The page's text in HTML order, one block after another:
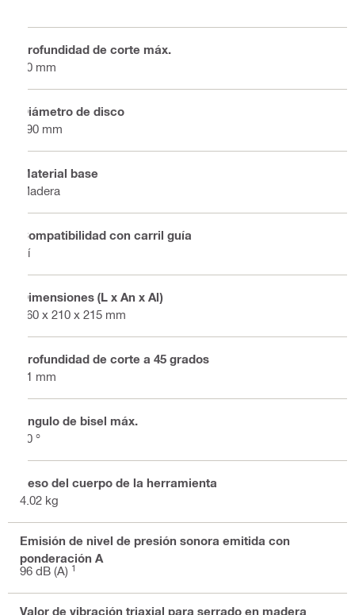
Profundidad de corte máx.
70 mm
Diámetro de disco
190 mm
Material base
Madera
Compatibilidad con carril guía
Sí
Dimensiones (L x An x Al)
360 x 210 x 215 mm
Profundidad de corte a 45 grados
51 mm
Ángulo de bisel máx.
50 °
Peso del cuerpo de la herramienta
4.02 kg
Emisión de nivel de presión sonora emitida con
ponderación A
96 dB (A) 1
Valor de vibración triaxial para serrado en madera